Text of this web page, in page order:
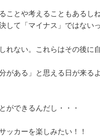
とや考えることもあるしね
て「マイナス」ではないっ
れない。これらはその後に
がある」と思える日が来る
ができるんだし・・・
ッカーを楽しみたい！！